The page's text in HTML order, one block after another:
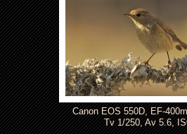
Canon EOS 550D, EF-
Tv 1/250, Av 5.6,